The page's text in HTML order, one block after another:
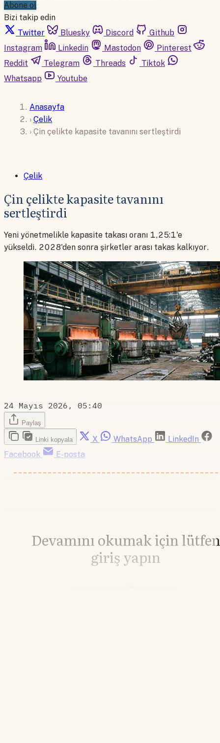
Abone ol
Bizi takip edin
Twitter
Bluesky Discord
Github
Instagram
Linkedin Mastodon
Pinterest
Reddit
Telegram Threads
Tiktok
Whatsapp
Youtube
Anasayfa
› Çelik
› Çin çelikte kapasite tavanını sertleştirdi
Çelik
Çin çelikte kapasite tavanını
sertleştirdi
Yeni yönetmelikle kapasite takası oranı 1,25:1'e
yükseldi. 2028'den sonra şirketler arası takas kalkıyor.
24 Mayıs 2026, 05:40
Paylaş
Linki kopyala X WhatsApp
LinkedIn
Facebook
E-posta
Devamını okumak için lütfen
giriş yapın